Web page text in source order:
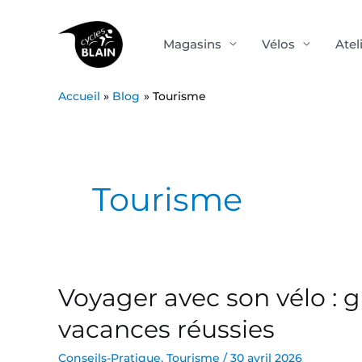
Magasins Vélos
Accueil Blog Tourisme
Tourisme
Voyager avec son vélo :
vacances réussies
Conseils-Pratique, Tourisme /30 avril 2026
Voyager
son
vélo